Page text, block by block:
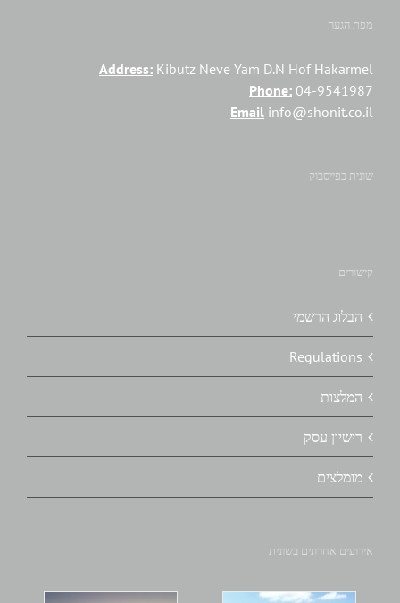
מפת הגעה
Address: Kibutz Neve Yam D.N Hof Hakarmel
Phone: 04-9541987
Email info@shonit.co.il
שונית בפייסבוק
קישורים
הבלוג הרשמי
Regulations
המלצות
רישיון עסק
מומלצים
אירועים אחרונים בשונית